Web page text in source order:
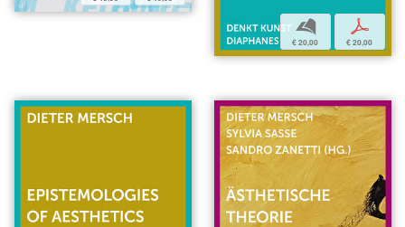
b
€ 20,00
p
€ 20,00